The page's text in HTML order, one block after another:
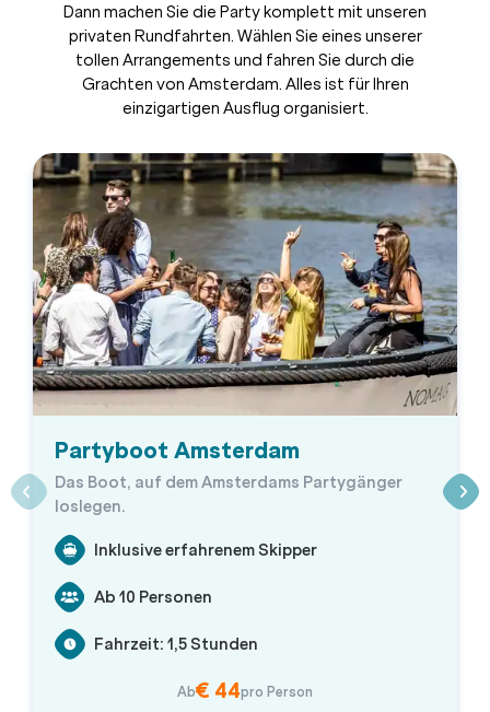
Dann machen Sie die Party komplett mit unseren
privaten Rundfahrten. Wählen Sie eines unserer
tollen Arrangements und fahren Sie durch die
Grachten von Amsterdam. Alles ist für Ihren
einzigartigen Ausflug organisiert.
Partyboot Amsterdam
Das Boot, auf dem Amsterdams Partygänger
loslegen.
Inklusive erfahrenem Skipper
Ab 10 Personen
Fahrzeit: 1,5 Stunden
Ab€ 44pro Person